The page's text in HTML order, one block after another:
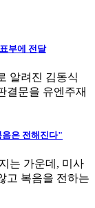
부에 전달
알려진 김동식
결문을 유엔주재
음은 전해진다"
는 가운데, 미사
고 복음을 전하는